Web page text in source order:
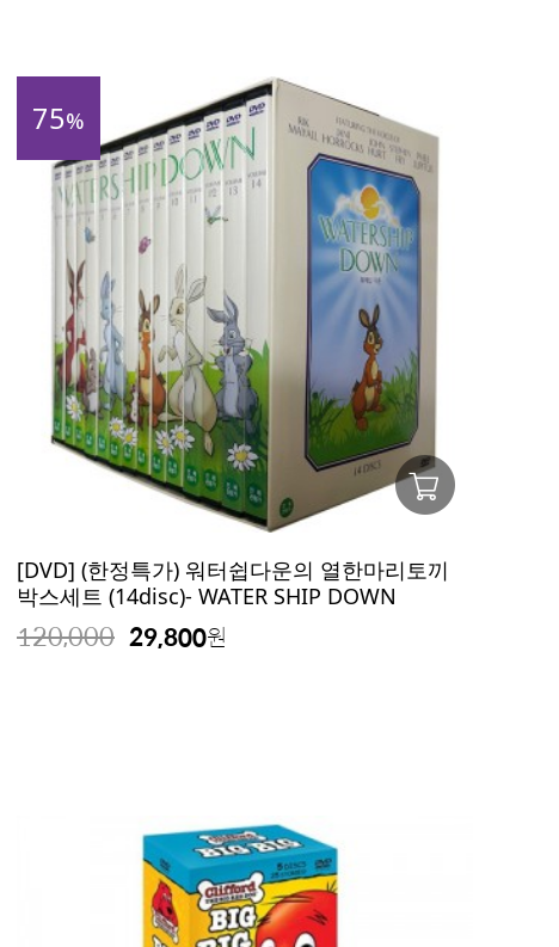
75%
[DVD] (한정특가) 워터쉽다운의 열한마리토끼
박스세트 (14disc)- WATER SHIP DOWN
120,000 29,800원